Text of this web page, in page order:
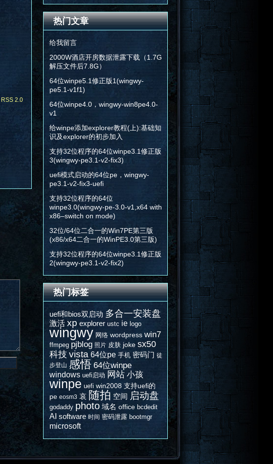
RSS 2.0
热门文章
给我留言
2000W酒店开房数据泄露下载（1.7G
解压文件后7.8G）
64位winpe5.1修正版1(wingwy-
pe5.1-v1f1)
64位winpe4.0，wingwy-win8pe4.0-
v1
给winpe添加explorer教程(上):基础知
识及explorer的初步加入
支持32位程序的64位winpe3.1修正版
3(wingwy-pe3.1-v2-fix3)
uefi模式启动的64位pe，wingwy-
pe3.1-v2-fix3-uefi
支持32位程序的64位
winpe3.0(wingwy-pe-3.0-v1,x64 with
x86–switch on mode)
32位/64位二合一的Win7PE第三版
(x86/x64二合一的WinPE3.0第三版)
支持32位程序的64位winpe3.1修正版
2(wingwy-pe3.1-v2-fix2)
热门标签
uefi和bios双启动 多合一安装盘
激活 xp explorer ustc ie logo
wingwy 网络 wordpress win7
ffmpeg pjblog 照片 皮肤 joke sx50
科技 vista 64位pe 手机 密码门 徒
步登山 感悟 64位winpe
windows uefi启动 网站 小孩
winpe uefi win2008 支持uefi的
pe eosm3 哀 随拍 空间 启动盘
godaddy photo 域名 office bcdedit
AI software 时间 密码泄露 bootmgr
microsoft